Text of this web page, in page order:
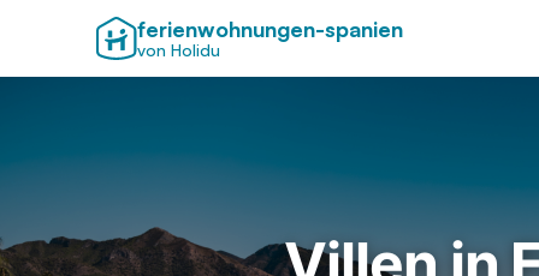
ferienwohnungen-spanien
von Holidu